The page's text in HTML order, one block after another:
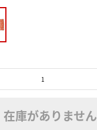
在庫がありません